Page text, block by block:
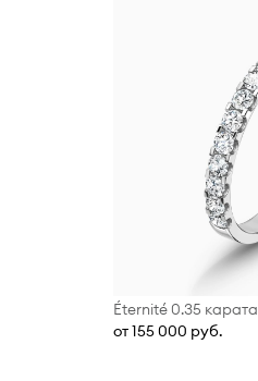
Éternité 0.35 карата
от 155 000 руб.